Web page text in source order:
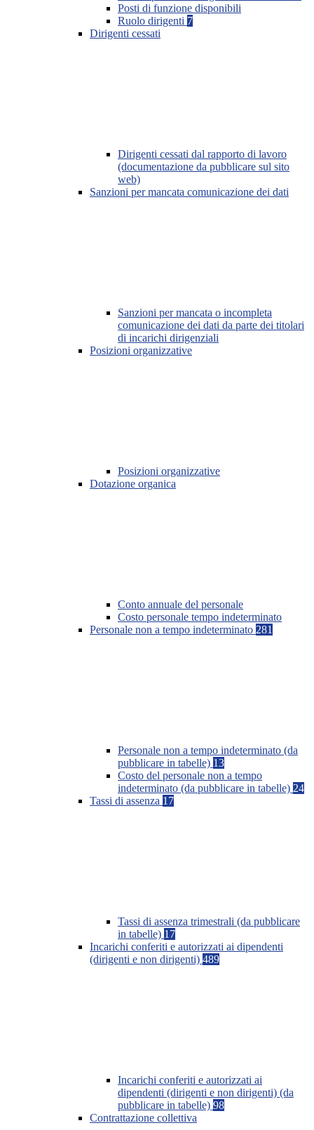
Posti di funzione disponibili
Ruolo dirigenti 7
Dirigenti cessati
Dirigenti cessati dal rapporto di lavoro
(documentazione da pubblicare sul sito
web)
Sanzioni per mancata comunicazione dei dati
Sanzioni per mancata o incompleta
comunicazione dei dati da parte dei titolari
di incarichi dirigenziali
Posizioni organizzative
Posizioni organizzative
Dotazione organica
Conto annuale del personale
Costo personale tempo indeterminato
Personale non a tempo indeterminato 281
Personale non a tempo indeterminato (da
pubblicare in tabelle) 13
Costo del personale non a tempo
indeterminato (da pubblicare in tabelle) 24
Tassi di assenza 17
Tassi di assenza trimestrali (da pubblicare
in tabelle) 17
Incarichi conferiti e autorizzati ai dipendenti
(dirigenti e non dirigenti) 489
Incarichi conferiti e autorizzati ai
dipendenti (dirigenti e non dirigenti) (da
pubblicare in tabelle) 98
Contrattazione collettiva